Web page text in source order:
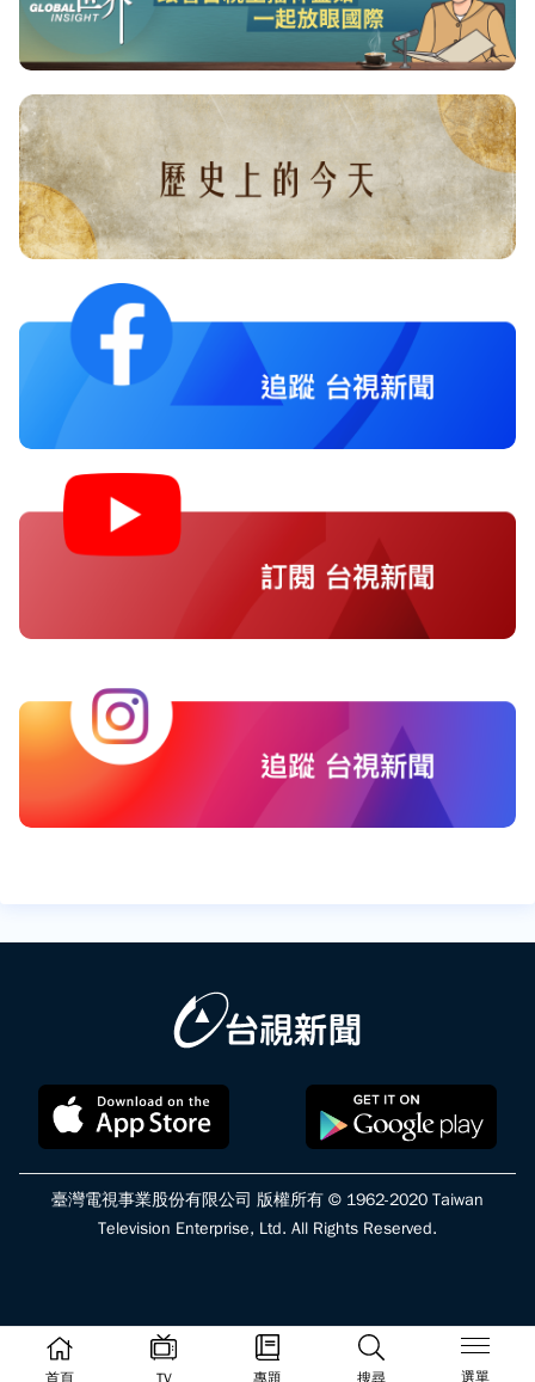
選單
臺灣電視事業股份有限公司 版權所有 © 1962-2020 Taiwan
Television Enterprise, Ltd. All Rights Reserved.